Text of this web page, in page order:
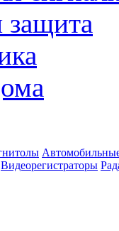
защита
Видеорегистраторы